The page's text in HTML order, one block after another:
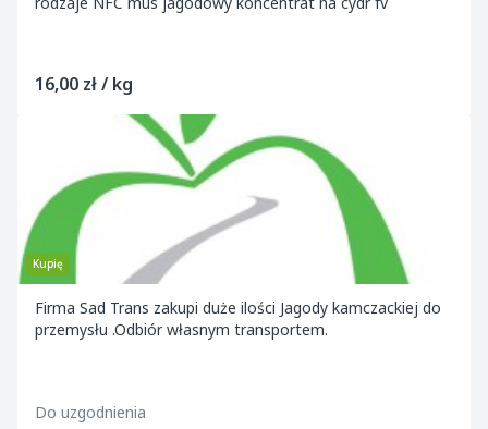
16,00 zł / kg
Kupię
Firma Sad Trans zakupi duże ilości Jagody kamczackiej do
przemysłu .Odbiór własnym transportem.
Do uzgodnienia